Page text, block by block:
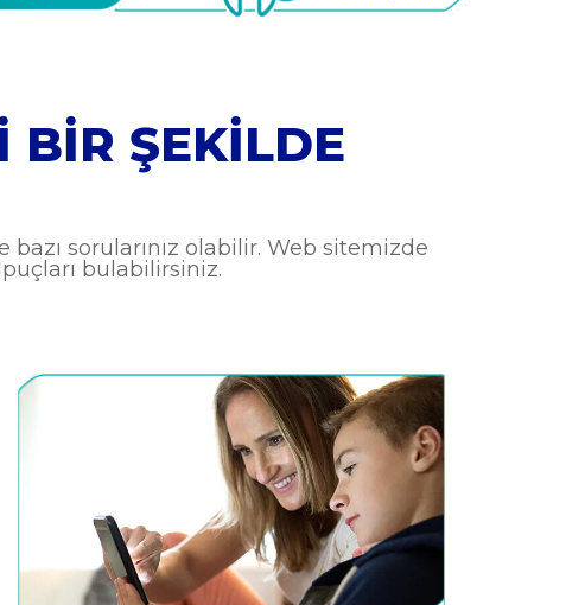
BIR ŞEKILDE
sorularınız olabilir. Web sitemizde
bulabilirsiniz.